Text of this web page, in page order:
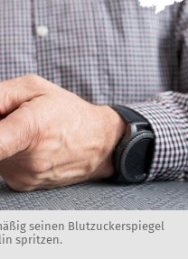
seinen Blutzuckerspiegel
spritzen.